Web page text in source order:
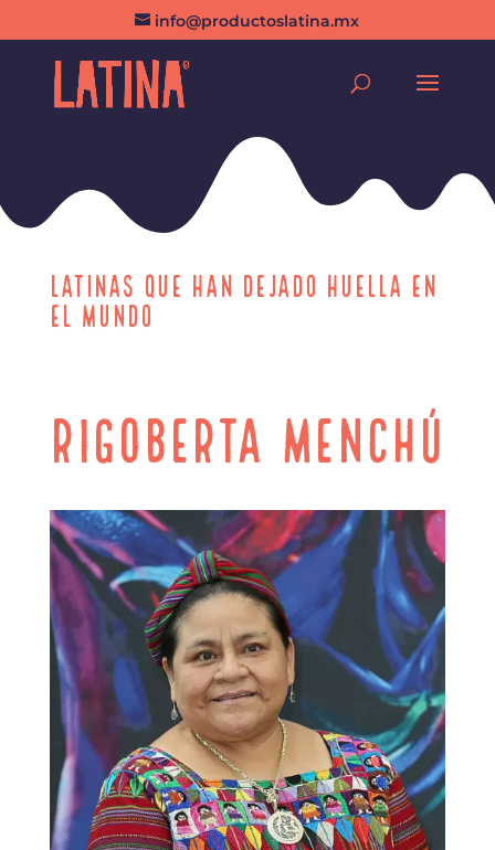
info@productoslatina.mx
LATINAS QUE HAN DEJADO HUELLA EN
EL MUNDO
Rigoberta Menchú